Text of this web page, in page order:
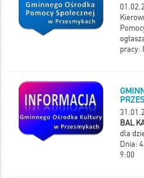
pracy:
BAL
dla
Dnia:
9:00